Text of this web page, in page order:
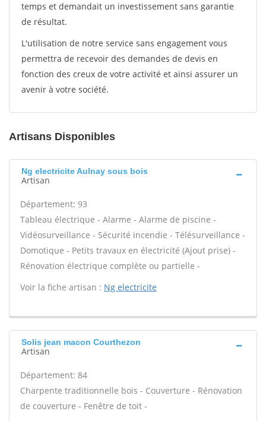
temps et demandait un investissement sans garantie
de résultat.
L'utilisation de notre service sans engagement vous
permettra de recevoir des demandes de devis en
fonction des creux de votre activité et ainsi assurer un
avenir à votre société.
Artisans Disponibles
Ng electricite Aulnay sous bois
Artisan
Département: 93
Tableau électrique - Alarme - Alarme de piscine -
Vidéosurveillance - Sécurité incendie - Télésurveillance -
Domotique - Petits travaux en électricité (Ajout prise) -
Rénovation électrique complète ou partielle -
Voir la fiche artisan : Ng electricite
Solis jean macon Courthezon
Artisan
Département: 84
Charpente traditionnelle bois - Couverture - Rénovation
de couverture - Fenêtre de toit -